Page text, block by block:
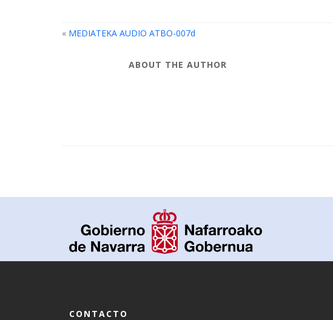
« MEDIATEKA AUDIO ATBO-007d
ABOUT THE AUTHOR
CONTACTO